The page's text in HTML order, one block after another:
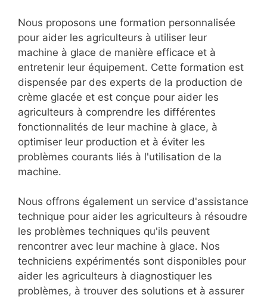
Nous proposons une formation personnalisée
pour aider les agriculteurs à utiliser leur
machine à glace de manière efficace et à
entretenir leur équipement. Cette formation est
dispensée par des experts de la production de
crème glacée et est conçue pour aider les
agriculteurs à comprendre les différentes
fonctionnalités de leur machine à glace, à
optimiser leur production et à éviter les
problèmes courants liés à l'utilisation de la
machine.
Nous offrons également un service d'assistance
technique pour aider les agriculteurs à résoudre
les problèmes techniques qu'ils peuvent
rencontrer avec leur machine à glace. Nos
techniciens expérimentés sont disponibles pour
aider les agriculteurs à diagnostiquer les
problèmes, à trouver des solutions et à assurer